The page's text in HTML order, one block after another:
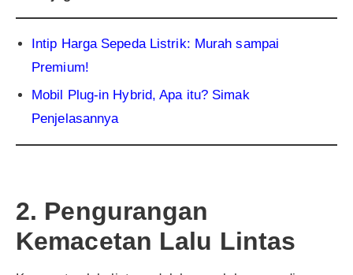
Intip Harga Sepeda Listrik: Murah sampai
Premium!
Mobil Plug-in Hybrid, Apa itu? Simak
Penjelasannya
2. Pengurangan
Kemacetan Lalu Lintas